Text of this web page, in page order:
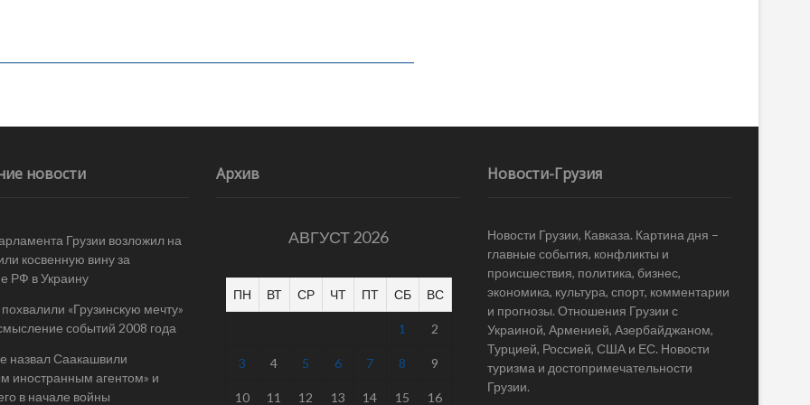
новости
Грузии возложил на
косвенную вину за
РФ в Украину
«Грузинскую мечту»
событий 2008 года
назвал Саакашвили
иностранным агентом» и
в начале войны
Архив
АВГУСТ 2026
ПН ВТ СР ЧТ ПТ СБ ВС
1 2
3 4 5 6 7 8 9
10 11 12 13 14 15 16
Новости-Грузия
Новости Грузии, Кавказа. Картина дня –
главные события, конфликты и
происшествия, политика, бизнес,
экономика, культура, спорт, комментарии
и прогнозы. Отношения Грузии с
Украиной, Арменией, Азербайджаном,
Турцией, Россией, США и ЕС. Новости
туризма и достопримечательности
Грузии.